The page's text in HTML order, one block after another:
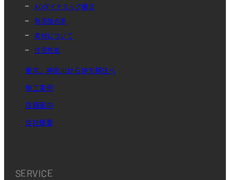
AQダイナミック構法
無添加の家
素材について
住宅性能
東京、神奈川から地方移住へ
施工実例
店舗案内
会社概要
SERVICE